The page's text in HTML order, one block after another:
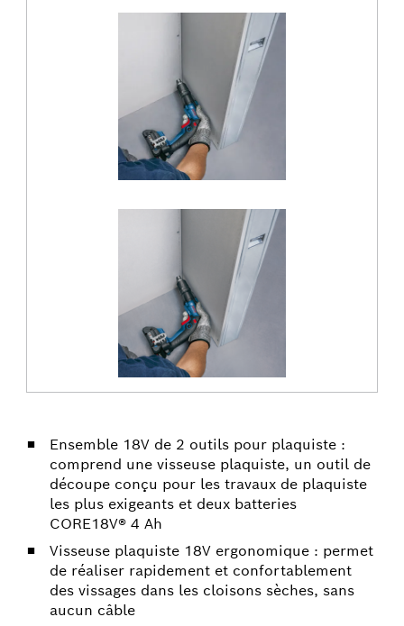
Ensemble 18V de 2 outils pour plaquiste :
comprend une visseuse plaquiste, un outil de
découpe conçu pour les travaux de plaquiste
les plus exigeants et deux batteries
CORE18V® 4 Ah
Visseuse plaquiste 18V ergonomique : permet
de réaliser rapidement et confortablement
des vissages dans les cloisons sèches, sans
aucun câble